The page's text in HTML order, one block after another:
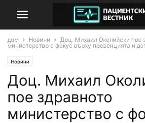
дом Новини
Доц. Михаил Околийски пое
министерство с фокус върху превенцията и
Новини
Доц. Михаил
пое здравното
министерство с